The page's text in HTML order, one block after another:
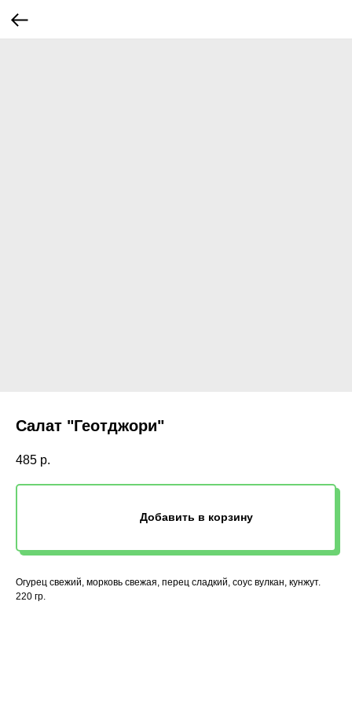
Салат "Геотджори"
485 р.
Добавить в корзину
Огурец свежий, морковь свежая, перец сладкий, соус вулкан, кунжут.
220 гр.